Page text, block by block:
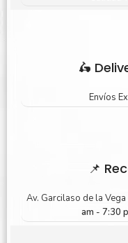
🛵
Envíos
📌
Av. Garcilaso de la
am - 7:30